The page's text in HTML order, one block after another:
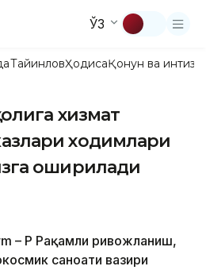
ЎЗ
ТайинловҲодисаҚонун ва
хизмат
ходимлари
оширилади
– ҚР Рақамли ривожланиш,
саноати вазири